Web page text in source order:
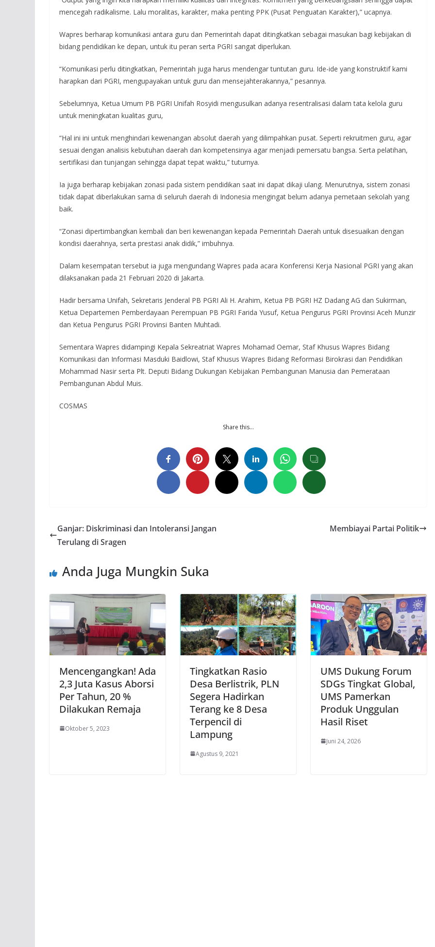
mencegah radikalisme. Lalu moralitas, karakter, maka penting PPK (Pusat Penguatan Karakter),” ucapnya.
Wapres berharap komunikasi antara guru dan Pemerintah dapat ditingkatkan sebagai masukan bagi kebijakan di
bidang pendidikan ke depan, untuk itu peran serta PGRI sangat diperlukan.
“Komunikasi perlu ditingkatkan, Pemerintah juga harus mendengar tuntutan guru. Ide-ide yang konstruktif kami
harapkan dari PGRI, mengupayakan untuk guru dan mensejahterakannya,” pesannya.
Sebelumnya, Ketua Umum PB PGRI Unifah Rosyidi mengusulkan adanya resentralisasi dalam tata kelola guru
untuk meningkatan kualitas guru,
“Hal ini ini untuk menghindari kewenangan absolut daerah yang dilimpahkan pusat. Seperti rekruitmen guru, agar
sesuai dengan analisis kebutuhan daerah dan kompetensinya agar menjadi pemersatu bangsa. Serta pelatihan,
sertifikasi dan tunjangan sehingga dapat tepat waktu,” tuturnya.
Ia juga berharap kebijakan zonasi pada sistem pendidikan saat ini dapat dikaji ulang. Menurutnya, sistem zonasi
tidak dapat diberlakukan sama di seluruh daerah di Indonesia mengingat belum adanya pemetaan sekolah yang
baik.
“Zonasi dipertimbangkan kembali dan beri kewenangan kepada Pemerintah Daerah untuk disesuaikan dengan
kondisi daerahnya, serta prestasi anak didik,” imbuhnya.
Dalam kesempatan tersebut ia juga mengundang Wapres pada acara Konferensi Kerja Nasional PGRI yang akan
dilaksanakan pada 21 Februari 2020 di Jakarta.
Hadir bersama Unifah, Sekretaris Jenderal PB PGRI Ali H. Arahim, Ketua PB PGRI HZ Dadang AG dan Sukirman,
Ketua Departemen Pemberdayaan Perempuan PB PGRI Farida Yusuf, Ketua Pengurus PGRI Provinsi Aceh Munzir
dan Ketua Pengurus PGRI Provinsi Banten Muhtadi.
Sementara Wapres didampingi Kepala Sekreatriat Wapres Mohamad Oemar, Staf Khusus Wapres Bidang
Komunikasi dan Informasi Masduki Baidlowi, Staf Khusus Wapres Bidang Reformasi Birokrasi dan Pendidikan
Mohammad Nasir serta Plt. Deputi Bidang Dukungan Kebijakan Pembangunan Manusia dan Pemerataan
Pembangunan Abdul Muis.
COSMAS
Share this…
Ganjar: Diskriminasi dan Intoleransi Jangan
Terulang di Sragen
Membiayai Partai Politik
Anda Juga Mungkin Suka
Mencengangkan! Ada
2,3 Juta Kasus Aborsi
Per Tahun, 20 %
Dilakukan Remaja
Oktober 5, 2023
Tingkatkan Rasio
Desa Berlistrik, PLN
Segera Hadirkan
Terang ke 8 Desa
Terpencil di
Lampung
Agustus 9, 2021
UMS Dukung Forum
SDGs Tingkat Global,
UMS Pamerkan
Produk Unggulan
Hasil Riset
Juni 24, 2026